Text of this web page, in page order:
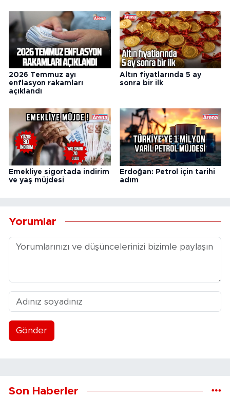
2026 Temmuz ayı
enflasyon rakamları
açıklandı
Altın fiyatlarında 5 ay
sonra bir ilk
Emekliye sigortada indirim
ve yaş müjdesi
Erdoğan: Petrol için tarihi
adım
Yorumlar
Gönder
Son Haberler